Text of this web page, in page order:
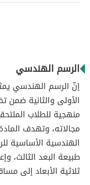
الرسم الهندسي
إنّ الرسم الهندسي
الأولى والثانية
منهجية للطلاب
مجالاته، وتهدف
الهندسية الأساسية
طبيعة البعد الثالث،
ثلاثية الأبعاد إلى